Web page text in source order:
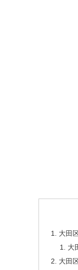
大田
大
大田